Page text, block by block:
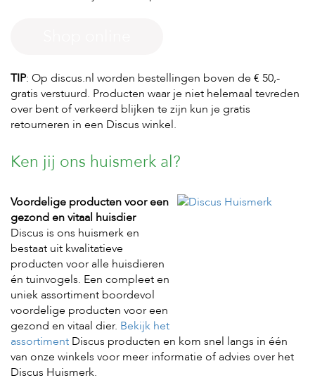
n
K
n
a
g
d
e
r
e
n
V
o
g
e
l
s
V
i
s
TIP: Op discus.nl worden bestellingen boven de € 50,-
gratis verstuurd. Producten waar je niet helemaal tevreden
over bent of verkeerd blijken te zijn kun je gratis
retourneren in een Discus winkel.
Ken jij ons huismerk al?
Voordelige producten voor een
gezond en vitaal huisdier
Discus is ons huismerk en
bestaat uit kwalitatieve
producten voor alle huisdieren
én tuinvogels. Een compleet en
uniek assortiment boordevol
voordelige producten voor een
gezond en vitaal dier. Bekijk het
assortiment Discus producten en kom snel langs in één
van onze winkels voor meer informatie of advies over het
Discus Huismerk.